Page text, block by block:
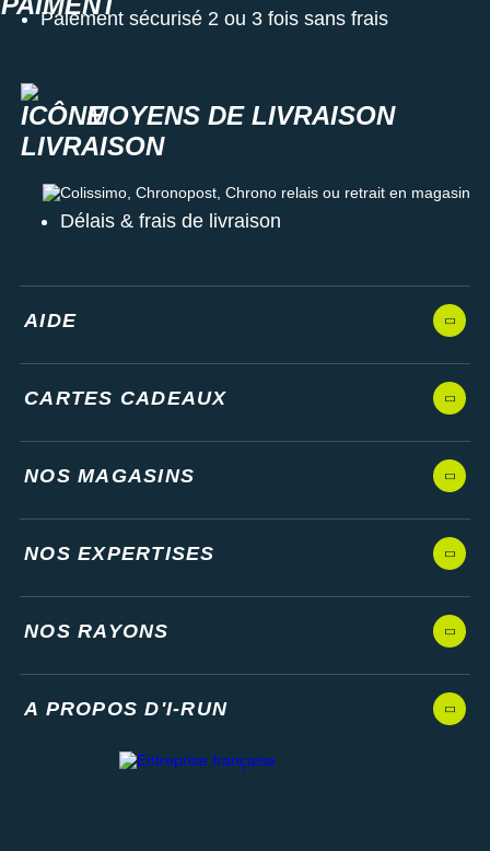
Paiement sécurisé 2 ou 3 fois sans frais
MOYENS DE LIVRAISON
Colissimo, Chronopost, Chrono relais ou retrait en magasin
Délais & frais de livraison
AIDE
CARTES CADEAUX
NOS MAGASINS
NOS EXPERTISES
NOS RAYONS
A PROPOS D'I-RUN